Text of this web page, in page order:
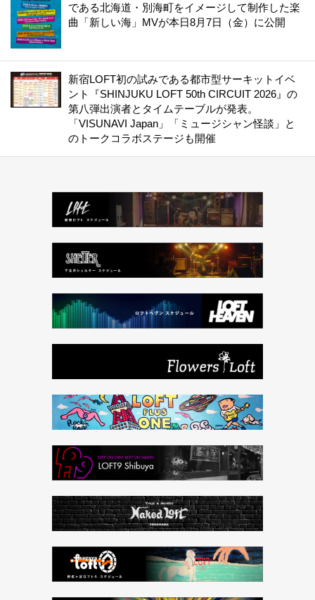
である北海道・別海町をイメージして制作した楽
曲「新しい海」MVが本日8月7日（金）に公開
新宿LOFT初の試みである都市型サーキットイベ
ント『SHINJUKU LOFT 50th CIRCUIT 2026』の
第八弾出演者とタイムテーブルが発表。
「VISUNAVI Japan」「ミュージシャン怪談」と
のトークコラボステージも開催